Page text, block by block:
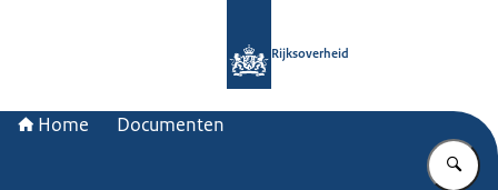
Rijksoverheid
Home Documenten